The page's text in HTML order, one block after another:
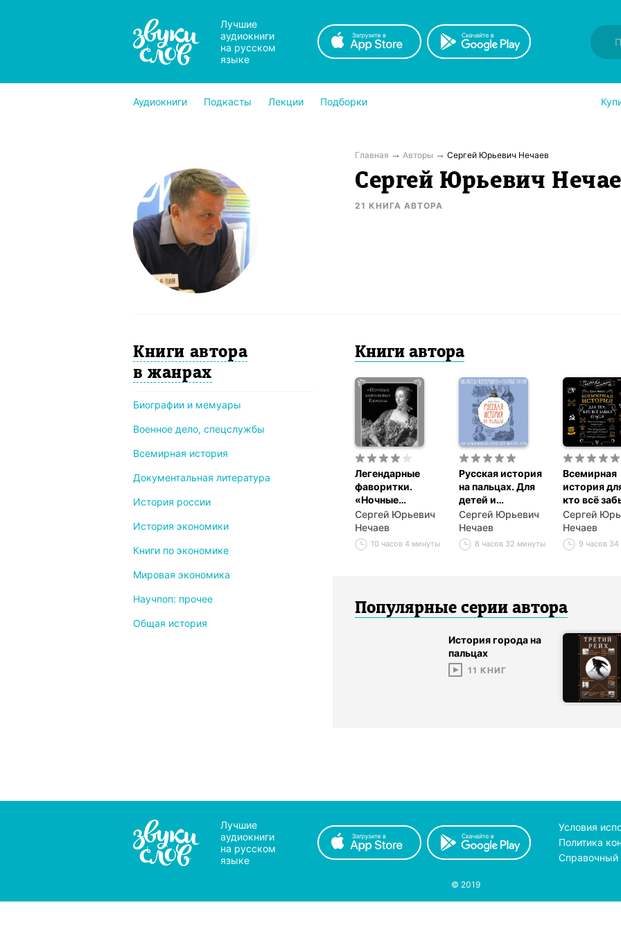
Лучшие
аудиокниги
на русском
языке
Аудиокниги Подкасты Лекции Подборки
Главная Авторы Сергей Юрьевич Нечаев
Сергей Юрьевич
21 КНИГА АВТОРА
Книги автора
в жанрах
Биографии и мемуары
Военное дело, спецслужбы
Всемирная история
Документальная литература
История россии
История экономики
Книги по экономике
Мировая экономика
Научпоп: прочее
Общая история
Книги автора
Легендарные
фаворитки.
«Ночные
королевы»
Европы
Сергей Юрьевич
Нечаев
10 часов 4 минуты
Русская история
на пальцах. Для
детей и
родителей,
которые хотят
объяснять детям
Сергей Юрьевич
Нечаев
8 часов 32 минуты
Всемирная
история
кто всё
Сергей
Нечаев
9 часов
Популярные серии автора
История города на
пальцах
11 КНИГ
Лучшие
аудиокниги
на русском
языке
Условия
Политика
Справочный
© 2019